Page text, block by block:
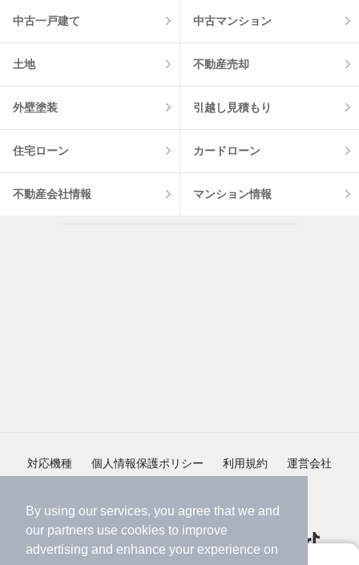
By using our services, you agree that we and
our partners use cookies to improve
advertising and enhance your experience on
中古一戸建て 中古マンション
土地 不動産売却
外壁塗装 引越し見積もり
住宅ローン カードローン
不動産会社情報 マンション情報
対応機種 個人情報保護ポリシー 利用規約 運営会社